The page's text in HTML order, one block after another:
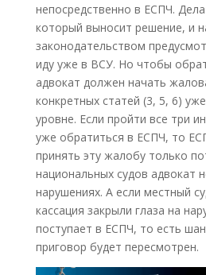
непосредственно в ЕСПЧ.
который выносит решение, и
законодательством
иду уже в ВСУ. Но чтобы
адвокат должен начать
конкретных статей (3, 5, 6)
уровне. Если пройти все три
уже обратиться в ЕСПЧ, то
принять эту жалобу только
национальных судов адвокат
нарушениях. А если местный
кассация закрыли глаза на
поступает в ЕСПЧ, то есть
приговор будет пересмотрен.